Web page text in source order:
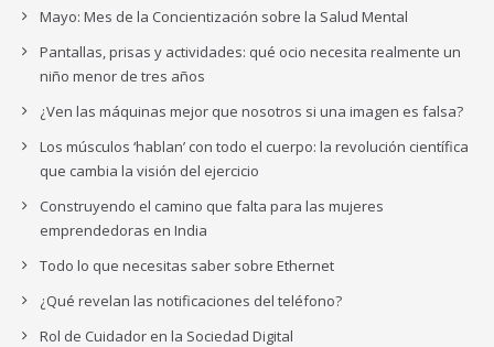
Mayo: Mes de la Concientización sobre la Salud Mental
Pantallas, prisas y actividades: qué ocio necesita realmente un
niño menor de tres años
¿Ven las máquinas mejor que nosotros si una imagen es falsa?
Los músculos ‘hablan’ con todo el cuerpo: la revolución científica
que cambia la visión del ejercicio
Construyendo el camino que falta para las mujeres
emprendedoras en India
Todo lo que necesitas saber sobre Ethernet
¿Qué revelan las notificaciones del teléfono?
Rol de Cuidador en la Sociedad Digital